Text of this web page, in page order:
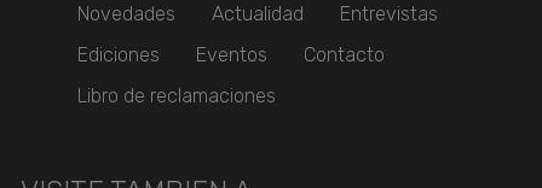
Novedades
Actualidad
Entrevistas
Ediciones
Eventos
Contacto
Libro de reclamaciones